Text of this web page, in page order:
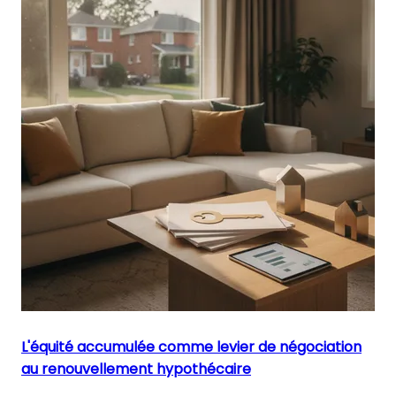
L'équité accumulée comme levier de négociation
au renouvellement hypothécaire